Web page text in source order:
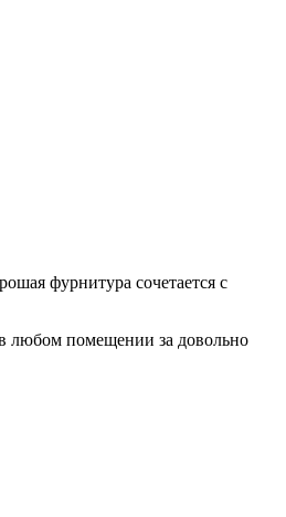
фурнитура сочетается с
любом помещении за довольно